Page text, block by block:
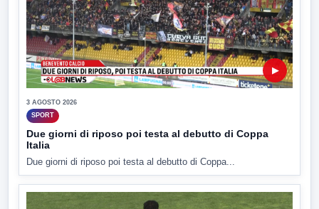
▶
3 AGOSTO 2026
SPORT
Due giorni di riposo poi testa al debutto di Coppa
Italia
Due giorni di riposo poi testa al debutto di Coppa...